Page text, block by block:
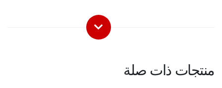
منتجات ذات صلة